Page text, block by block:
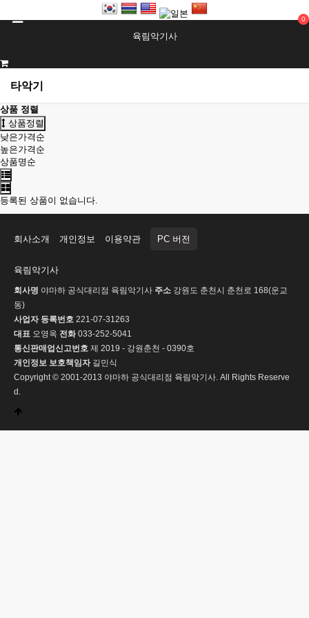
육림악기사
0
타악기
상품 정렬
상품정렬
낮은가격순
높은가격순
상품명순
등록된 상품이 없습니다.
회사소개 개인정보 이용약관 PC 버전
육림악기사
회사명 야마하 공식대리점 육림악기사 주소 강원도 춘천시 춘천로 168(운교
동)
사업자 등록번호 221-07-31263
대표 오영옥 전화033-252-5041
통신판매업신고번호 제 2019 - 강원춘천 - 0390호
개인정보 보호책임자길민식
Copyright © 2001-2013 야마하 공식대리점 육림악기사. All Rights Reserve
d.